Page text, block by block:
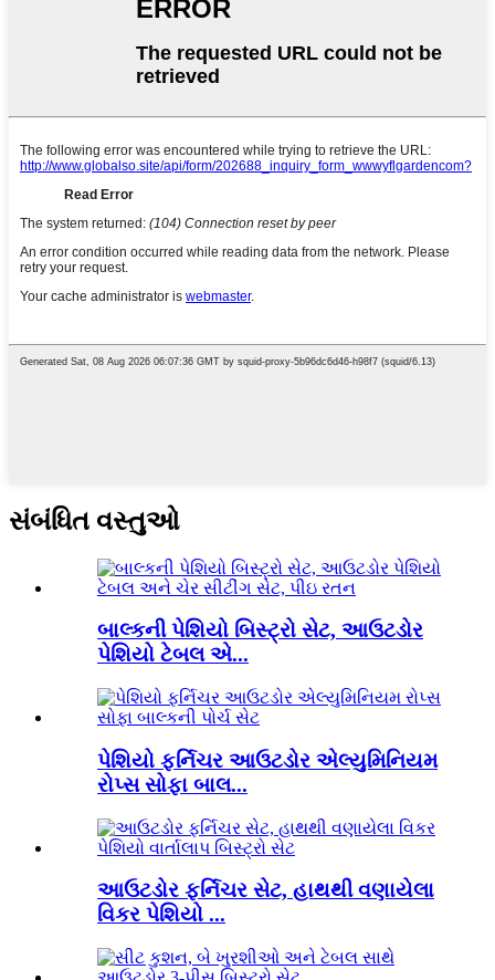
સંબંધિત વસ્તુઓ
બાલ્કની પેશિયો બિસ્ટ્રો સેટ, આઉટડોર
પેશિયો ટેબલ એ...
પેશિયો ફર્નિચર આઉટડોર એલ્યુમિનિયમ
રોપ્સ સોફા બાલ...
આઉટડોર ફર્નિચર સેટ, હાથથી વણાયેલા
વિકર પેશિયો ...